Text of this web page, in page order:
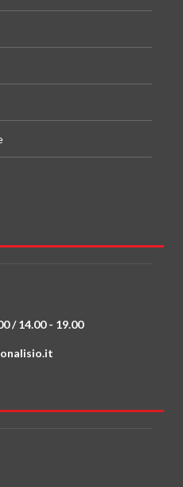
/ 14.00 - 19.00